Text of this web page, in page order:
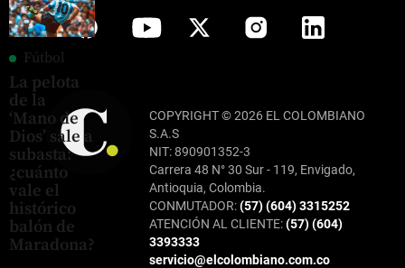
Fútbol
La pelota
de la
‘Mano de
Dios’ sale a
subasta:
¿cuánto
vale el
histórico
balón de
Maradona?
COPYRIGHT © 2026 EL COLOMBIANO
S.A.S
NIT: 890901352-3
Carrera 48 N° 30 Sur - 119, Envigado,
Antioquia, Colombia.
CONMUTADOR:(57) (604) 3315252
ATENCIÓN AL CLIENTE:(57) (604)
3393333
servicio@elcolombiano.com.co